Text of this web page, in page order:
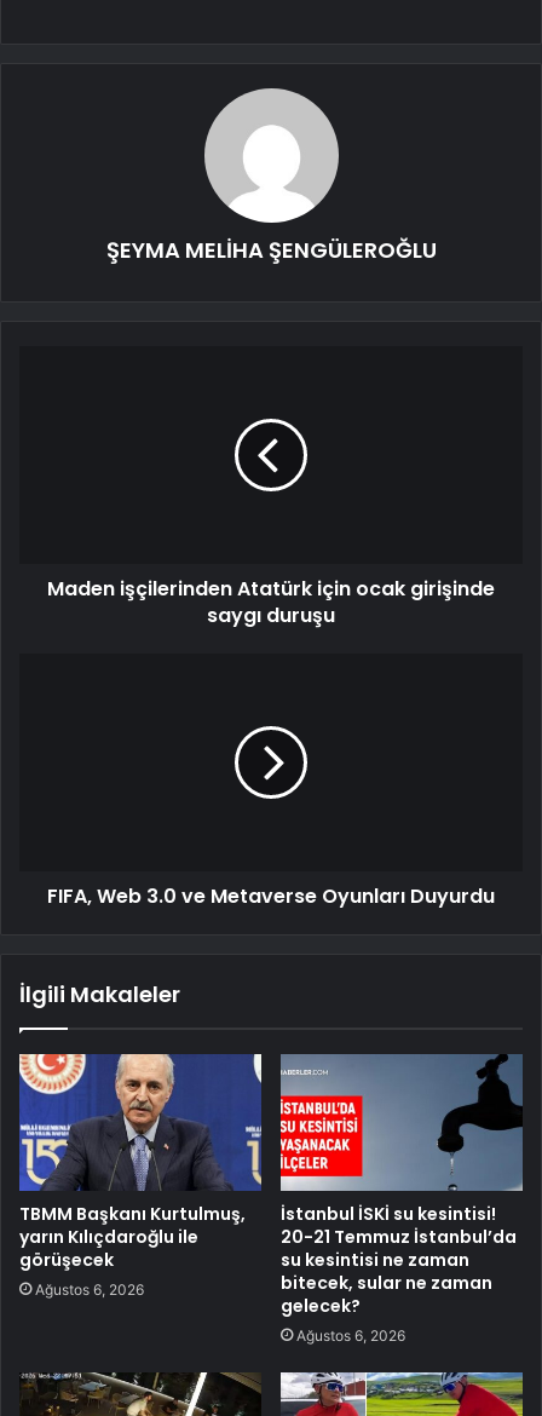
ŞEYMA MELİHA ŞENGÜLEROĞLU
Maden işçilerinden Atatürk için ocak girişinde
saygı duruşu
FIFA, Web 3.0 ve Metaverse Oyunları Duyurdu
İlgili Makaleler
TBMM Başkanı Kurtulmuş,
yarın Kılıçdaroğlu ile
görüşecek
Ağustos 6, 2026
İstanbul İSKİ su kesintisi!
20-21 Temmuz İstanbul’da
su kesintisi ne zaman
bitecek, sular ne zaman
gelecek?
Ağustos 6, 2026